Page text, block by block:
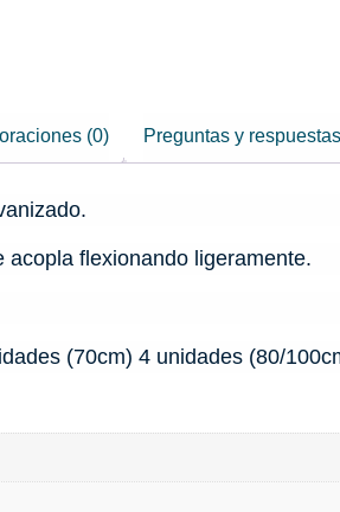
(0) Preguntas y respuestas
flexionando ligeramente.
(70cm) 4 unidades (80/